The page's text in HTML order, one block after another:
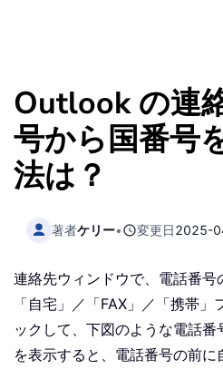
Outlook の連
号から国番号
法は？
著者ケリー• 変更日2025-
連絡先ウィンドウで、電話番号
「自宅」／「FAX」／「携帯
ックして、下図のような電話
を表示すると、電話番号の前